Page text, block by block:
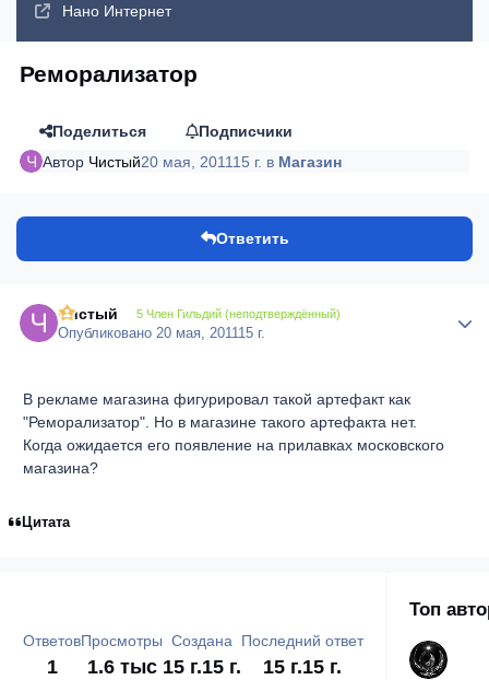
Нано Интернет
Реморализатор
Поделиться
Подписчики
Автор Чистый20 мая, 201115 г. в Магазин
Ответить
Чистый 5 Член Гильдий (неподтверждённый)
Опубликовано20 мая, 201115 г.
В рекламе магазина фигурировал такой артефакт как
"Реморализатор". Но в магазине такого артефакта нет.
Когда ожидается его появление на прилавках московского
магазина?
Цитата
Ответов
1
Просмотры
1.6 тыс
Создана
15 г.15 г.
Последний ответ
15 г.15 г.
Топ